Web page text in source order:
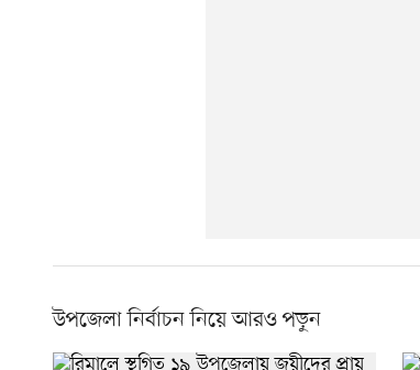
উপজেলা নির্বাচন নিয়ে আরও পড়ুন